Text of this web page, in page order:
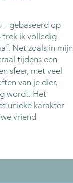
– gebaseerd op
trek ik volledig
Net zoals in mijn
tijdens een
sfeer, met veel
van je dier,
wordt. Het
unieke karakter
vriend